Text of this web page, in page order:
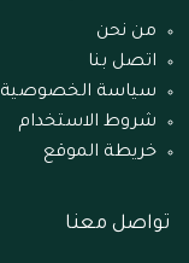
من نحن
اتصل بنا
سياسة الخصوصية
شروط الاستخدام
خريطة الموقع
تواصل معنا